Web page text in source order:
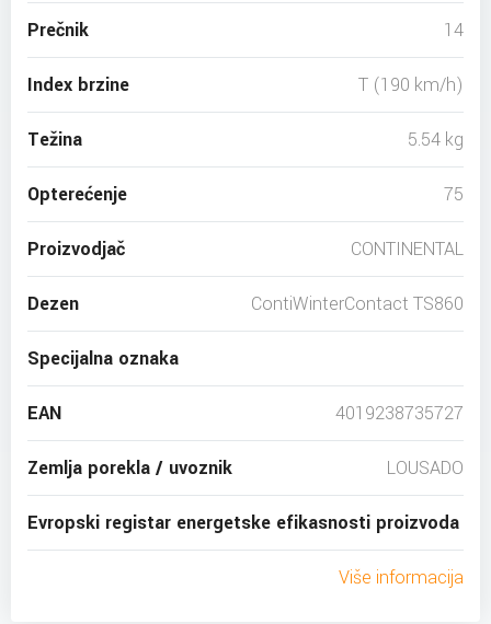
Prečnik 14
Index brzine T (190 km/h)
Težina 5.54 kg
Opterećenje 75
Proizvodjač CONTINENTAL
Dezen ContiWinterContact TS860
Specijalna oznaka
EAN 4019238735727
Zemlja porekla / uvoznik LOUSADO
Evropski registar energetske efikasnosti proizvoda
Više informacija